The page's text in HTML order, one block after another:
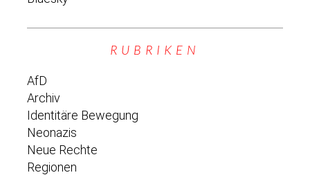
RUBRIKEN
AfD
Archiv
Identitäre Bewegung
Neonazis
Neue Rechte
Regionen